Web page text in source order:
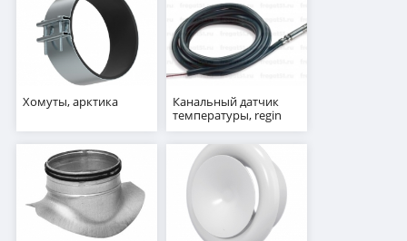
Хомуты, арктика
Канальный датчик
температуры, regin